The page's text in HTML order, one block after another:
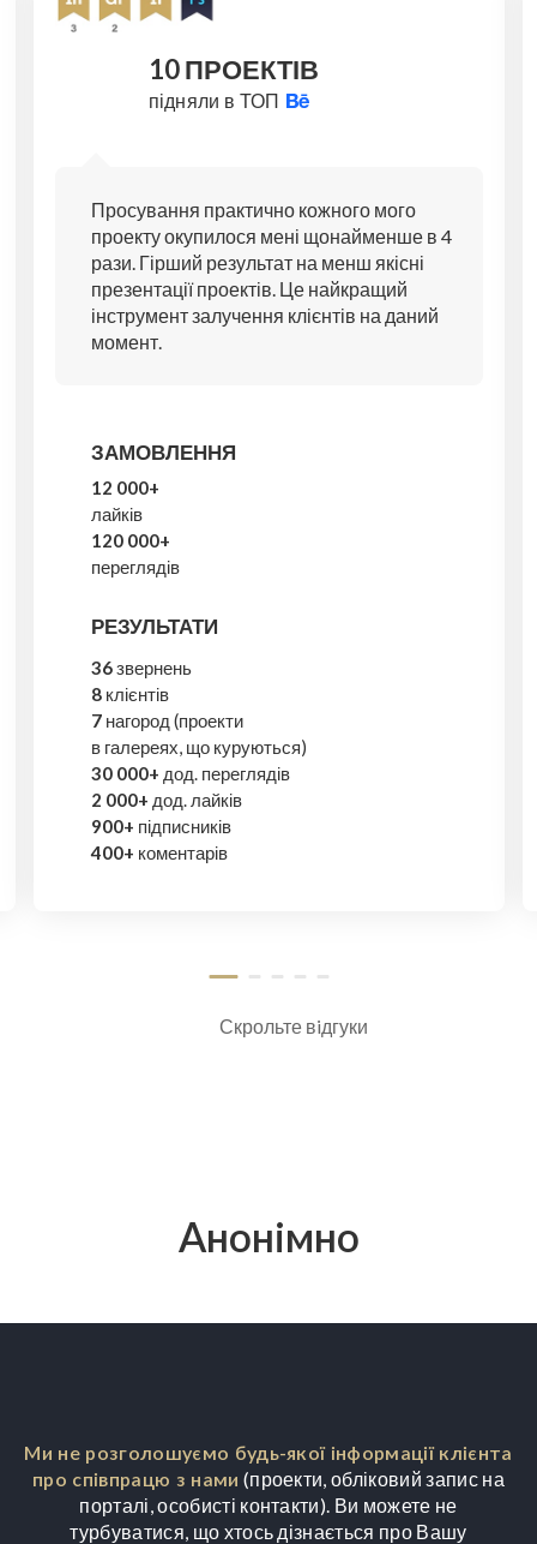
10 ПРОЕКТІВ
підняли в ТОП
Просування практично кожного мого
проекту окупилося мені щонайменше в 4
рази. Гірший результат на менш якісні
презентації проектів. Це найкращий
інструмент залучення клієнтів на даний
момент.
ЗАМОВЛЕННЯ
12 000+
лайків
120 000+
переглядів
РЕЗУЛЬТАТИ
36звернень
8клієнтів
7нагород (проекти
в галереях, що куруються)
30 000+ дод. переглядів
2 000+ дод. лайків
900+ підписників
400+ коментарів
Скрольте вiдгуки
Анонімно
Ми не розголошуємо будь-якої інформації клієнта
про співпрацю з нами (проекти,обліковий запис на
порталі, особисті контакти). Ви можете не
турбуватися, що хтось дізнається про Вашу